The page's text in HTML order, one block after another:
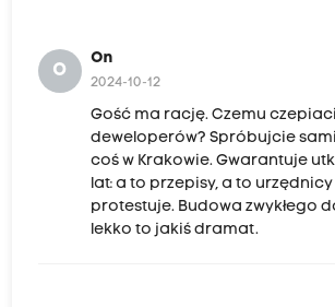
O
On
2024-10-12
Gość ma rację. Czemu
deweloperów? Spróbujcie
coś w Krakowie. Gwarantuje
lat: a to przepisy, a to
protestuje. Budowa zwykłego
lekko to jakiś dramat.